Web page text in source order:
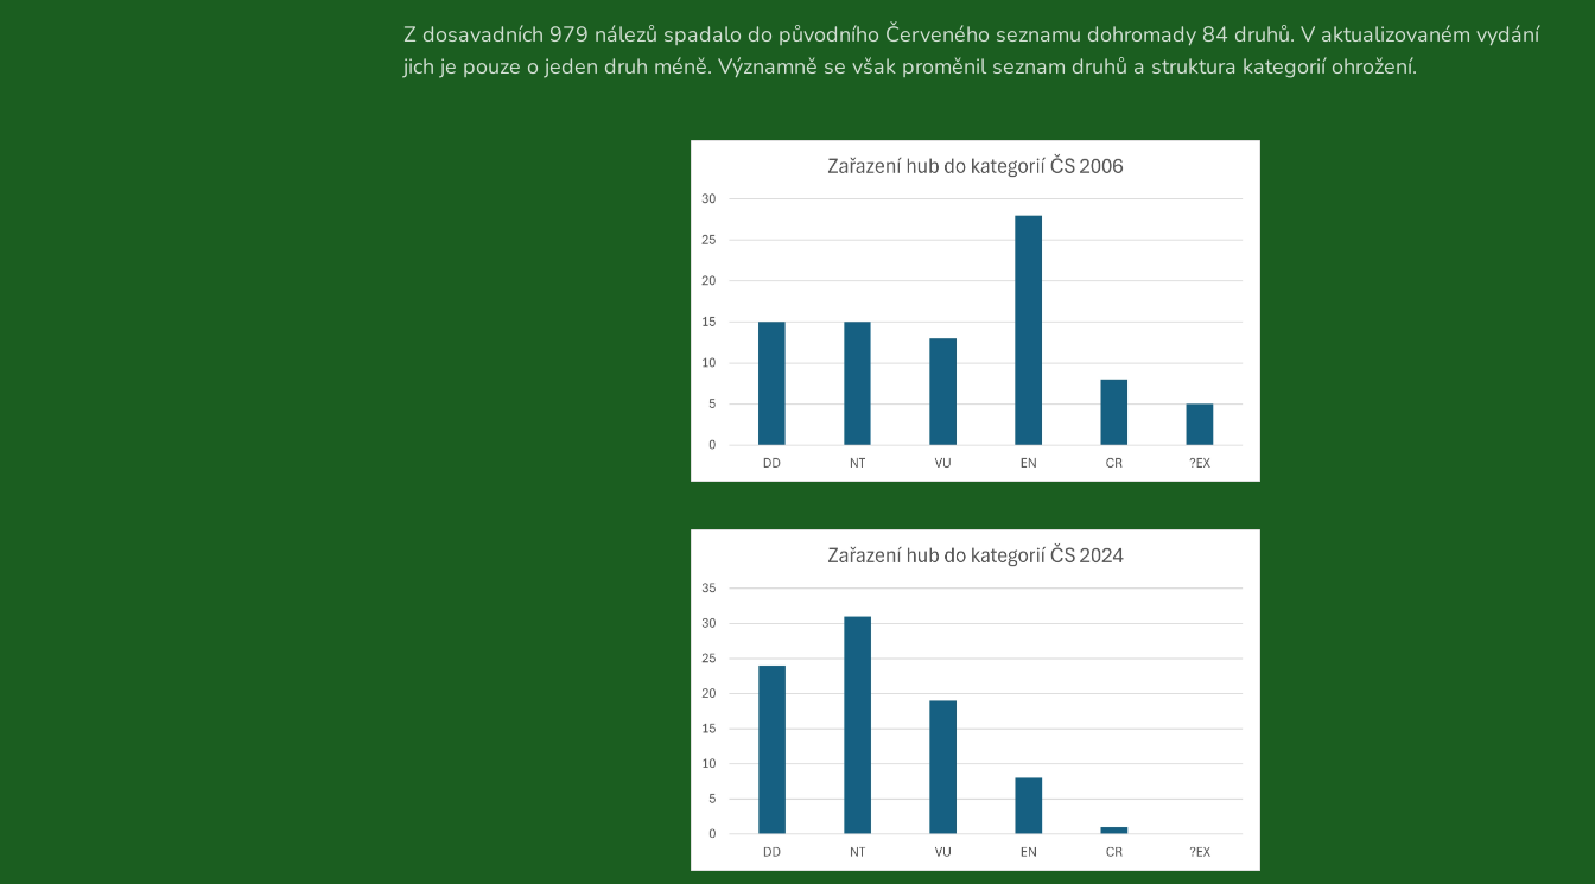
Z dosavadních 979 nálezů spadalo do původního Červeného seznamu dohromady 84 druhů. V aktualizovaném vydání
jich je pouze o jeden druh méně. Významně se však proměnil seznam druhů a struktura kategorií ohrožení.